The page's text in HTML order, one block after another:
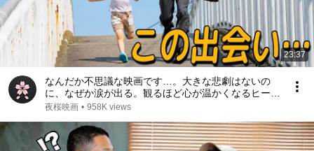
23:37
なんだか不思議な映画です…。大きな悲劇はないの
に、なぜか涙が出る。観るほど心が温かくなるヒーリ
ング映画【映画紹介】
夜桜映画 • 958K views